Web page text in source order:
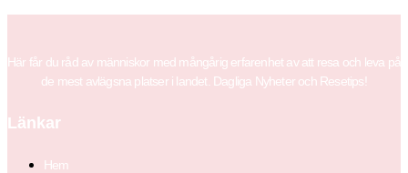
Här får du råd av människor med mångårig erfarenhet av att resa och leva på
de mest avlägsna platser i landet. Dagliga Nyheter och Resetips!
Länkar
Hem